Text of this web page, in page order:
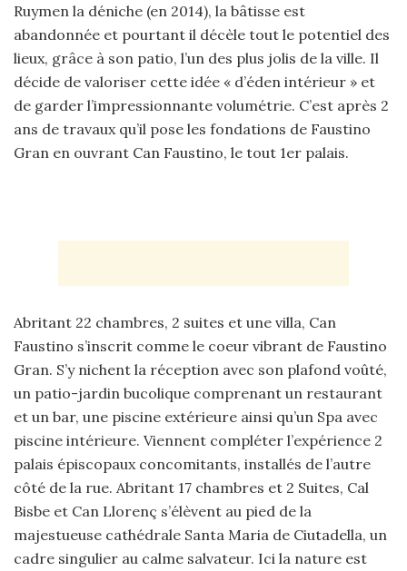
Ruymen la déniche (en 2014), la bâtisse est
abandonnée et pourtant il décèle tout le potentiel des
lieux, grâce à son patio, l’un des plus jolis de la ville. Il
décide de valoriser cette idée « d’éden intérieur » et
de garder l’impressionnante volumétrie. C’est après 2
ans de travaux qu’il pose les fondations de Faustino
Gran en ouvrant Can Faustino, le tout 1er palais.
Abritant 22 chambres, 2 suites et une villa, Can
Faustino s’inscrit comme le coeur vibrant de Faustino
Gran. S’y nichent la réception avec son plafond voûté,
un patio-jardin bucolique comprenant un restaurant
et un bar, une piscine extérieure ainsi qu’un Spa avec
piscine intérieure. Viennent compléter l’expérience 2
palais épiscopaux concomitants, installés de l’autre
côté de la rue. Abritant 17 chambres et 2 Suites, Cal
Bisbe et Can Llorenç s’élèvent au pied de la
majestueuse cathédrale Santa Maria de Ciutadella, un
cadre singulier au calme salvateur. Ici la nature est